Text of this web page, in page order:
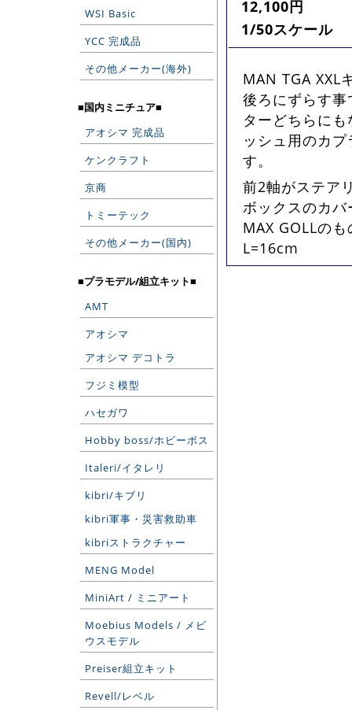
WSI Basic
YCC 完成品
その他メーカー(海外)
■国内ミニチュア■
アオシマ 完成品
ケンクラフト
京商
トミーテック
その他メーカー(国内)
■プラモデル/組立キット■
AMT
アオシマ
アオシマ デコトラ
フジミ模型
ハセガワ
Hobby boss/ホビーボス
Italeri/イタレリ
kibri/キブリ
kibri軍事・災害救助車
kibriストラクチャー
MENG Model
MiniArt / ミニアート
Moebius Models / メビ
ウスモデル
Preiser組立キット
Revell/レベル
12,100円
1/50スケール
MAN TGA XXL
後ろにずらす
ターどちらに
ッシュ用のカ
す。
前2軸がステア
ボックスのカ
MAX GOLLの
L=16cm